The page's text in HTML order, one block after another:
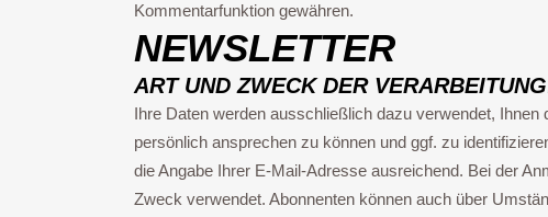
Kommentarfunktion gewähren.
NEWSLETTER
ART UND ZWECK DER
Ihre Daten werden ausschließlich dazu verwendet,
persönlich ansprechen zu können und ggf. zu
die Angabe Ihrer E-Mail-Adresse ausreichend. Bei der
Zweck verwendet. Abonnenten können auch über